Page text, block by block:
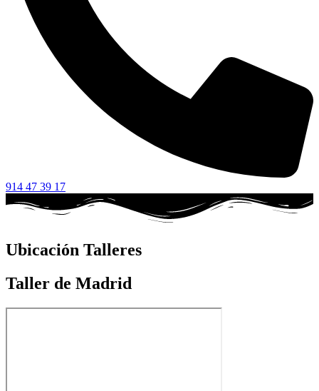
914 47 39 17
Ubicación Talleres
Taller de Madrid